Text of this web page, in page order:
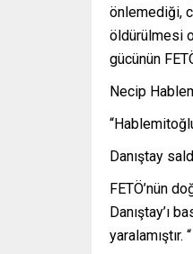
önlemediği,
öldürülmesi
gücünün
Necip
Danıştay
FETÖ’nün
Danıştay’ı
yaralamıştır. “